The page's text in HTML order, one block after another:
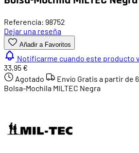
Referencia: 98752
Dejar una reseña
Añadir a Favoritos
Notificarme cuando este producto
33,95 €
Agotado
Envío Gratis a partir de
Bolsa-Mochila MILTEC Negra